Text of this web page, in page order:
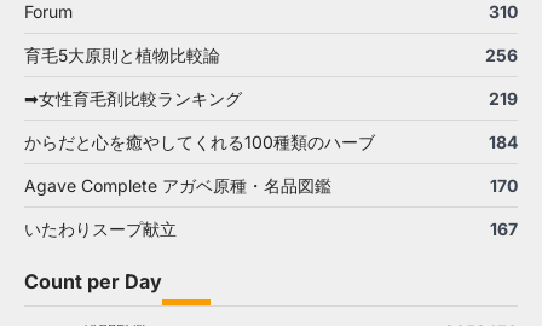
Forum 310
育毛5大原則と植物比較論 256
➡女性育毛剤比較ランキング 219
からだと心を癒やしてくれる100種類のハーブ 184
Agave Complete アガベ原種・名品図鑑 170
いたわりスープ献立 167
Count per Day